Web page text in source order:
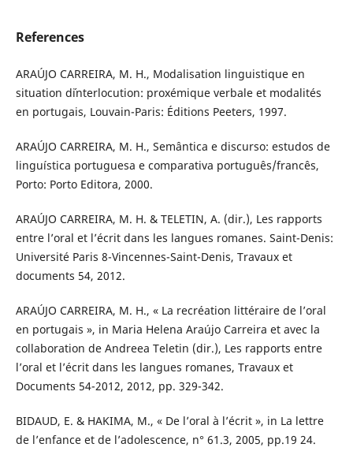
References
ARAÚJO CARREIRA, M. H., Modalisation linguistique en
situation d´interlocution: proxémique verbale et modalités
en portugais, Louvain-Paris: Éditions Peeters, 1997.
ARAÚJO CARREIRA, M. H., Semântica e discurso: estudos de
linguística portuguesa e comparativa português/francês,
Porto: Porto Editora, 2000.
ARAÚJO CARREIRA, M. H. & TELETIN, A. (dir.), Les rapports
entre l’oral et l’écrit dans les langues romanes. Saint-Denis:
Université Paris 8-Vincennes-Saint-Denis, Travaux et
documents 54, 2012.
ARAÚJO CARREIRA, M. H., « La recréation littéraire de l’oral
en portugais », in Maria Helena Araújo Carreira et avec la
collaboration de Andreea Teletin (dir.), Les rapports entre
l’oral et l’écrit dans les langues romanes, Travaux et
Documents 54-2012, 2012, pp. 329-342.
BIDAUD, E. & HAKIMA, M., « De l’oral à l’écrit », in La lettre
de l’enfance et de l’adolescence, n° 61.3, 2005, pp.19 24.